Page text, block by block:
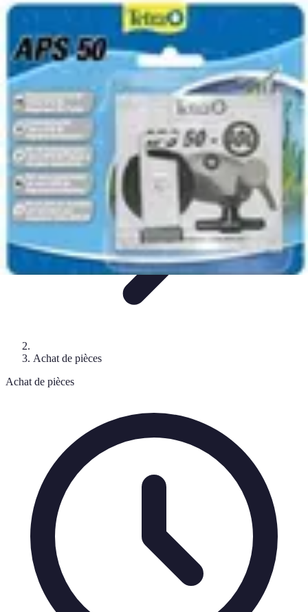
Pièces Détachées Tracteur
Pièces Détachées AnciennesGuides d'Achat
DiagnosticsGuide d'Achat Entretien et Maintenance
Pièces Détachées Tracteur
Achat de pièces
Achat de pièces